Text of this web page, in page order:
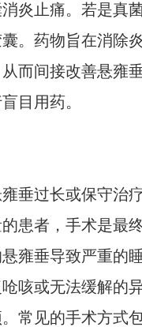
炎止痛。若是真
。药物旨在消除
而间接改善悬雍
目用药。
垂过长或保守治
患者，手术是最
雍垂导致严重的
咳或无法缓解的
常见的手术方式